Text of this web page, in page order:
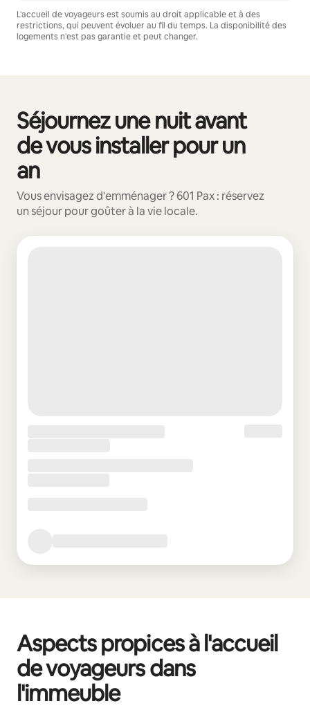
L'accueil de voyageurs est soumis au droit applicable et à des
restrictions, qui peuvent évoluer au fil du temps. La disponibilité des
logements n'est pas garantie et peut changer.
Séjournez une nuit avant
de vous installer pour un
an
Vous envisagez d'emménager ? 601 Pax : réservez
un séjour pour goûter à la vie locale.
0 sur 0 élément visible
Aspects propices à l'accueil
de voyageurs dans
l'immeuble